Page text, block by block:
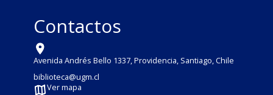
Contactos
Avenida Andrés Bello 1337, Providencia, Santiago, Chile
biblioteca@ugm.cl
Ver mapa